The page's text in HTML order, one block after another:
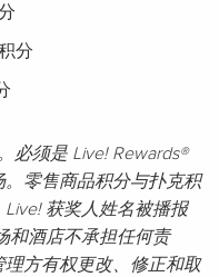
分
必须是 Live! Rewards®
零售商品积分与扑克积
获奖人姓名被播报
和酒店不承担任何责
方有权更改、修正和取